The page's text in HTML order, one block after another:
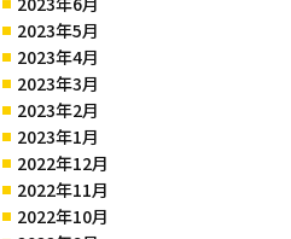
2023年5月
2023年4月
2023年3月
2023年2月
2023年1月
2022年12月
2022年11月
2022年10月